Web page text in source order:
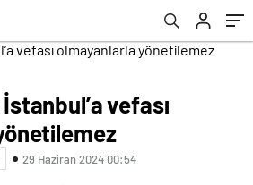
vefası
29 Haziran 2024 00:54